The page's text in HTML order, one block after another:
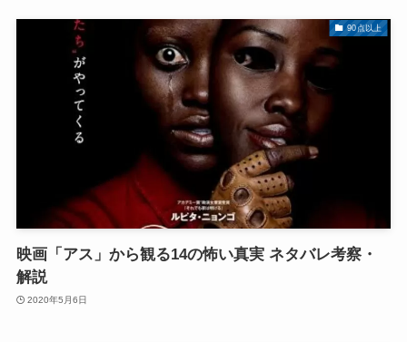
90点以上
映画「アス」から観る14の怖い真実 ネタバレ考察・
解説
2020年5月6日